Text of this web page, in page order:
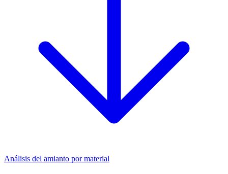
Análisis del amianto por material